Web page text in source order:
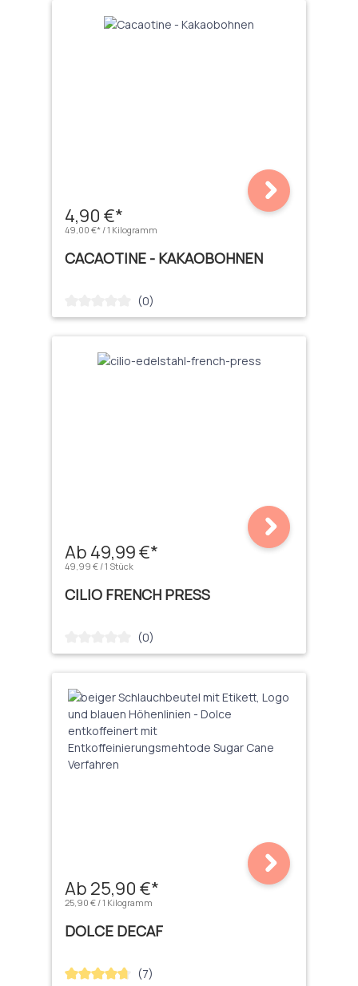
4,90 €*
49,00 €* / 1 Kilogramm
CACAOTINE - KAKAOBOHNEN
Durchschnittliche Bewertung von 0 von 5 Sternen
(0)
Ab 49,99 €*
49,99 € / 1 Stück
CILIO FRENCH PRESS
Durchschnittliche Bewertung von 0 von 5 Sternen
(0)
Ab 25,90 €*
25,90 € / 1 Kilogramm
DOLCE DECAF
Durchschnittliche Bewertung von 4.71 von 5 Sternen
(7)